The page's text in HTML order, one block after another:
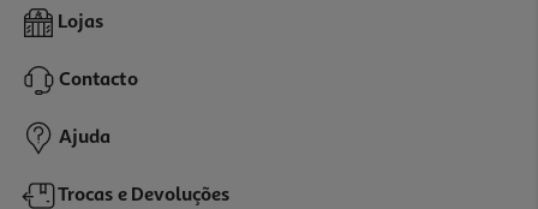
Silicone Uhu Sanitas Cozinhas Transparente 280ml
5,59 €
Lojas
Contacto
Ajuda
Trocas e Devoluções